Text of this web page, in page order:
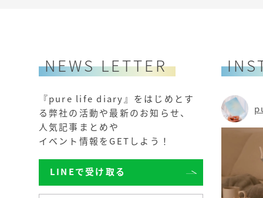
NEWS LETTER
『pure life diary』をはじめとす
る弊社の活動や最新のお知らせ、
人気記事まとめや
イベント情報を GETしよう！
LINEで受け取る